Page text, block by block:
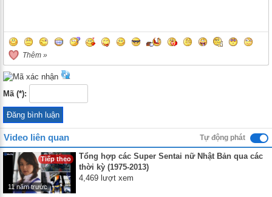
Thêm »
Mã (*):
Video liên quan Tự động phát
Tiếp theo
11 năm trước
Tổng hợp các Super Sentai nữ Nhật Bản qua các
thời kỳ (1975-2013)
4,469 lượt xem